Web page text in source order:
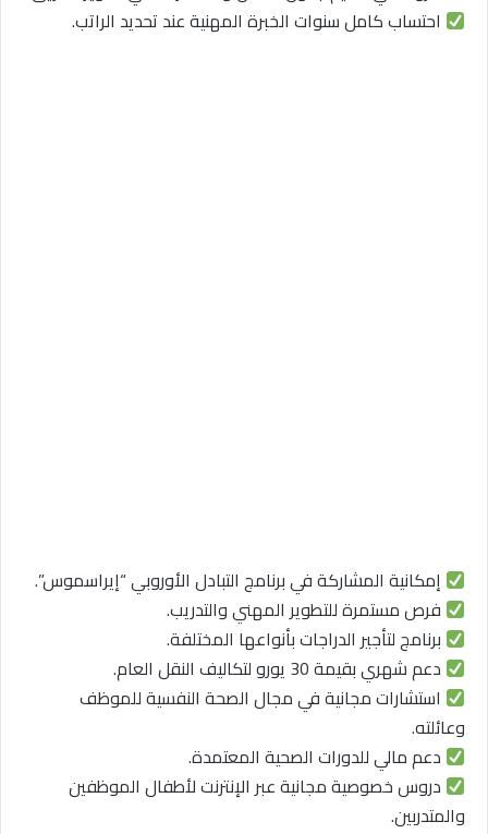
احتساب كامل سنوات الخبرة المهنية عند تحديد الراتب.
إمكانية المشاركة في برنامج التبادل الأوروبي “إيراسموس”.
فرص مستمرة للتطوير المهني والتدريب.
برنامج لتأجير الدراجات بأنواعها المختلفة.
دعم شهري بقيمة 30 يورو لتكاليف النقل العام.
استشارات مجانية في مجال الصحة النفسية للموظف
وعائلته.
دعم مالي للدورات الصحية المعتمدة.
دروس خصوصية مجانية عبر الإنترنت لأطفال الموظفين
والمتدربين.